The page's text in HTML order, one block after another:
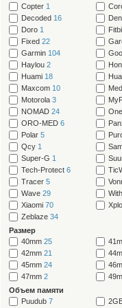
Copter 1
Decoded 16
Doro 1
Fixed 22
Garmin 104
Haylou 2
Huami 18
Maxcom 10
Motorola 3
NOMAD 24
ORO-MED 6
Polar 5
Qcy 1
Super-G 1
Tech-Protect 6
Tracer 5
Wave 29
Xiaomi 70
Zeblaze 34
Размер
40mm 25
42mm 21
45mm 24
47mm 2
Объем памяти
Puudub 7